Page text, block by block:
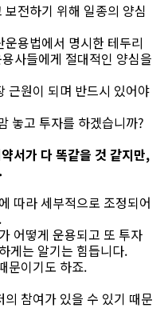
전하기 위해 일종의 양심
용법에서 명시한 테두리
사들에게 절대적인 양심을
근원이 되며 반드시 있어야
놓고 투자를 하겠습니까?
서가 다 똑같을 것 같지만,
따라 세부적으로 조정되어
어떻게 운용되고 또 투자
게는 알기는 힘듭니다.
문이기도 하죠.
참여가 있을 수 있기 때문